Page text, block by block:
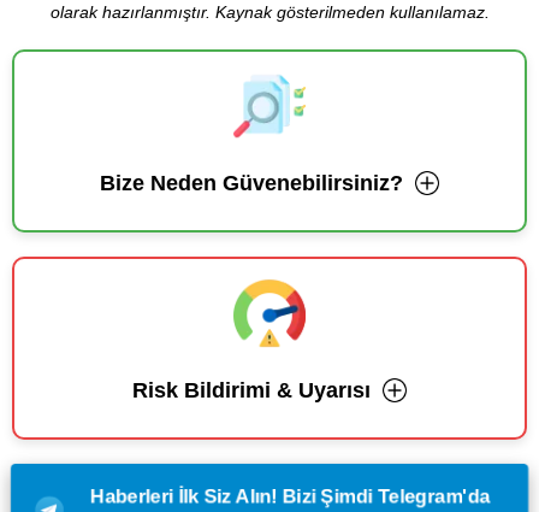
olarak hazırlanmıştır. Kaynak gösterilmeden kullanılamaz.
Bize Neden Güvenebilirsiniz?
Risk Bildirimi & Uyarısı
Haberleri İlk Siz Alın! Bizi Şimdi Telegram'da